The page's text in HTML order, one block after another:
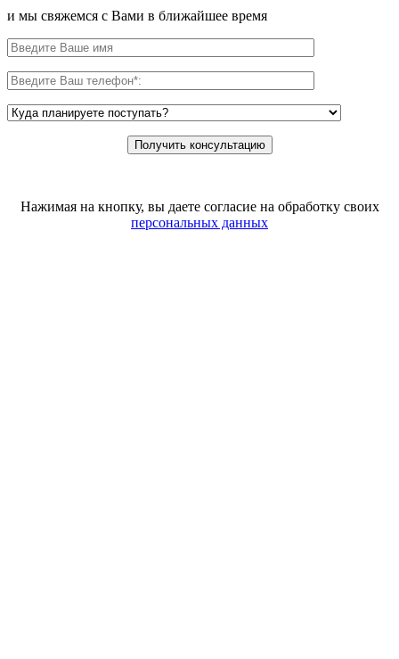
и мы свяжемся с Вами в ближайшее время
Нажимая на кнопку, вы даете согласие на обработку своих
персональных данных